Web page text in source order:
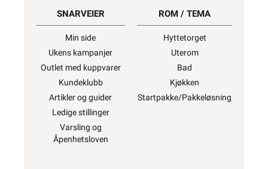
SNARVEIER
Min side
Ukens kampanjer
Outlet med kuppvarer
Kundeklubb
Artikler og guider
Ledige stillinger
Varsling og
Åpenhetsloven
ROM / TEMA
Hyttetorget
Uterom
Bad
Kjøkken
Startpakke/Pakkeløsning